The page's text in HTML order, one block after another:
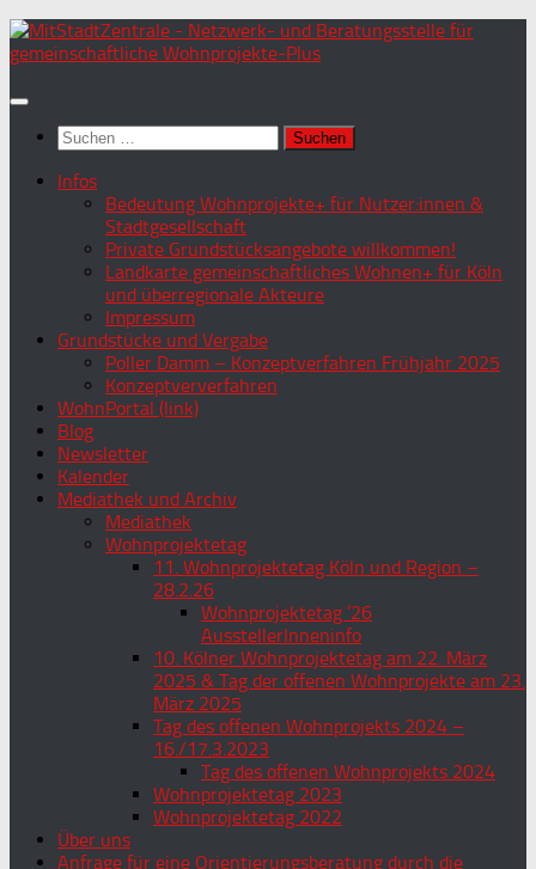
Zum
Inhalt
Suchen
nach:
Infos
Bedeutung Wohnprojekte+ für Nutzer:innen &
Stadtgesellschaft
Private Grundstücksangebote willkommen!
Landkarte gemeinschaftliches Wohnen+ für Köln
und überregionale Akteure
Impressum
Grundstücke und Vergabe
Poller Damm – Konzeptverfahren Frühjahr 2025
Konzeptververfahren
WohnPortal (link)
Blog
Newsletter
Kalender
Mediathek und Archiv
Mediathek
Wohnprojektetag
11. Wohnprojektetag Köln und Region –
28.2.26
Wohnprojektetag ’26
AusstellerInneninfo
10. Kölner Wohnprojektetag am 22. März
2025 & Tag der offenen Wohnprojekte am 23.
März 2025
Tag des offenen Wohnprojekts 2024 –
16./17.3.2023
Tag des offenen Wohnprojekts 2024
Wohnprojektetag 2023
Wohnprojektetag 2022
Über uns
Anfrage für eine Orientierungsberatung durch die